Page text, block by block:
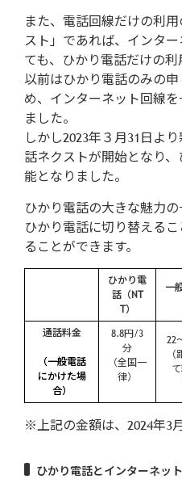
また、電話回線だけの利
スト」であれば、インタ
ても、ひかり電話だけの利
以前はひかり電話のみの
め、インターネット回線
ました。
しかし2023年３月31日よ
話ネクストが開始となり
能となりました。
ひかり電話の大きな魅力の
ひかり電話に切り替える
ることができます。
ひかり電
話（NT
T）
一
通話料金
（一般電話
にかけた場
合）
8.8円/3
分
（全国一
律）
22
※上記の金額は、2024年3
ひかり電話とインターネッ